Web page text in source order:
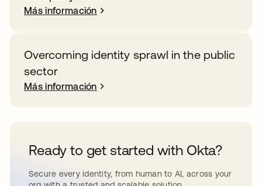
Más información
Overcoming identity sprawl in the public
sector
Más información
Ready to get started with Okta?
Secure every identity, from human to AI, across your